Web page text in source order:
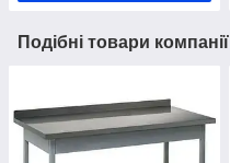
Подібні товари компанії